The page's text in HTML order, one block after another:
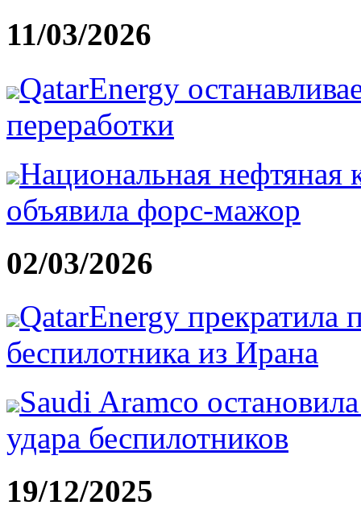
11/03/2026
QatarEnergy
переработки
Национальная нефтяная
объявила форс-мажор
02/03/2026
QatarEnergy прекратила
беспилотника из Ирана
Saudi Aramco
удара беспилотников
19/12/2025